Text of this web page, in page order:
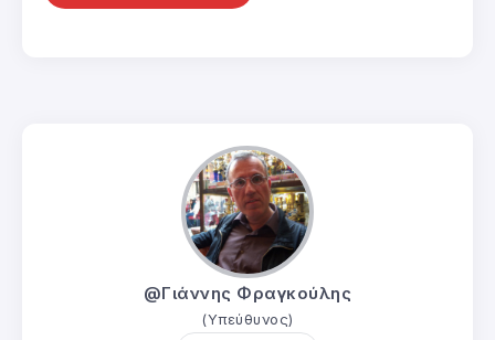
@Γιάννης Φραγκούλης
(Υπεύθυνος)